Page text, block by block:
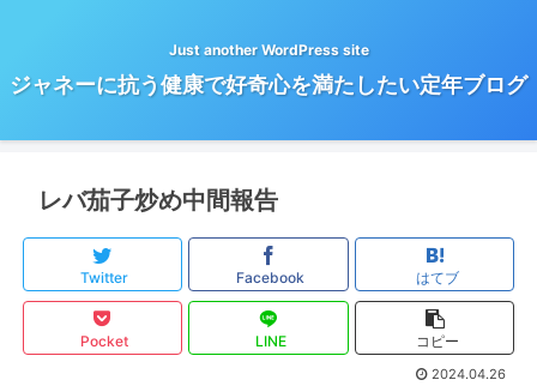
Just another WordPress site
ジャネーに抗う健康で好奇心を満たしたい定年ブログ
レバ茄子炒め中間報告
Twitter Facebook はてブ
Pocket LINE コピー
2024.04.26